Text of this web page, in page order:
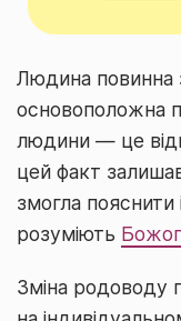
Людина повинна
основоположна
людини — це
цей факт
змогла пояснити
розуміють
Зміна родоводу